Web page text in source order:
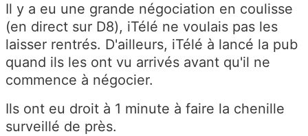
Il y a eu une grande négociation en coulisse
(en direct sur D8), iTélé ne voulais pas les
laisser rentrés. D'ailleurs, iTélé à lancé la pub
quand ils les ont vu arrivés avant qu'il ne
commence à négocier.
Ils ont eu droit à 1 minute à faire la chenille
surveillé de près.